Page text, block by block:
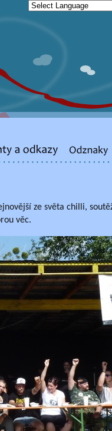
ze světa chilli,
věc.